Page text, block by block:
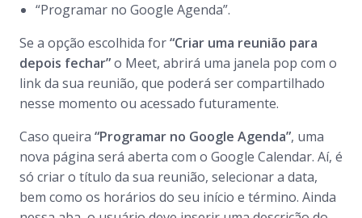
“Programar no Google Agenda”.
Se a opção escolhida for“Criar uma reunião para
depois fechar”o Meet, abrirá uma janela pop com o
link da sua reunião, que poderá ser compartilhado
nesse momento ou acessado futuramente.
Caso queira “Programar no Google Agenda”, uma
nova página será aberta com o Google Calendar. Aí, é
só criar o título da sua reunião, selecionar a data,
bem como os horários do seu início e término. Ainda